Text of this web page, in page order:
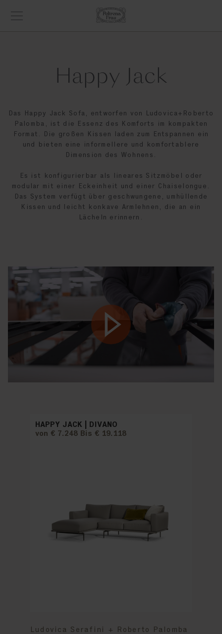
Happy Jack
Das Happy Jack Sofa, entworfen von Ludovica+Roberto
Palomba, ist die Essenz des Komforts im kompakten
Format. Die großen Kissen laden zum Entspannen ein
und bieten eine informellere und komfortablere
Dimension des Wohnens.
Es ist konfigurierbar als lineares Sitzmöbel oder
modular mit einer Eckeinheit und einer Chaiselongue.
Das System verfügt über geschwungene, umhüllende
Kissen und leicht konkave Armlehnen, die an ein
Lächeln erinnern.
Play
HAPPY JACK | DIVANO
Ludovica Serafini + Roberto Palomba
von € 7.248 Bis € 19.118